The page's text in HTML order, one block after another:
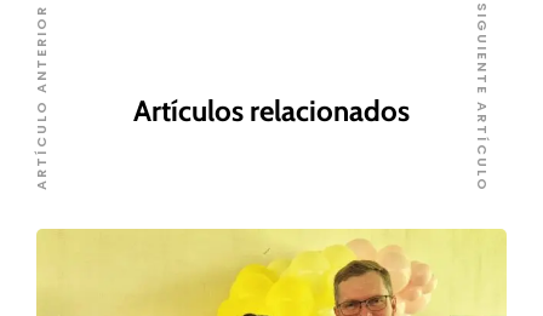
Artículos relacionados
ARTÍCULO ANTERIOR SIGUIENTE ARTÍCULO